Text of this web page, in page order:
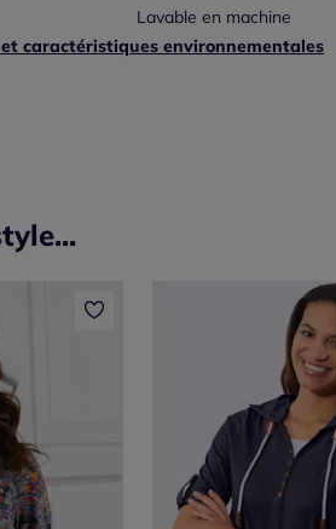
Lavable en machine
caractéristiques environnementales